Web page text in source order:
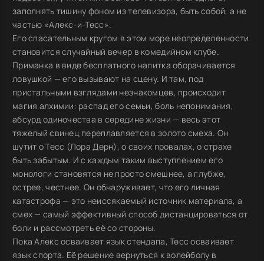
заполнять тишину фоном из телевизора, быть собой, а не
частью «Алекс-и-Тесс».
Его спасательным кругом в этом море неопределенности
становится случайный вечер в комедийном клубе.
Приманка в виде бесплатного напитка оборачивается
ловушкой — его вызывают на сцену. И там, под
пристальными взглядами незнакомцев, происходит
магия алхимии: распад его семьи, боль непонимания,
абсурд одиночества в середине жизни — весь этот
тяжелый свинец переплавляется в золото смеха. Он
шутит о Тесс (Лора Дерн), о своих провалах, о страхе
быть забытым. И с каждым таким выступлением его
монологи становятся не просто смешнее, а глубже,
острее, честнее. Он обнаруживает, что его личная
катастрофа — это неиссякаемый источник материала, а
смех — самый эффективный способ дистанцироваться от
боли и рассмотреть её со стороны.
Пока Алекс осваивает язык стендапа, Тесс осваивает
язык спорта. Её решение вернуться к волейболу в